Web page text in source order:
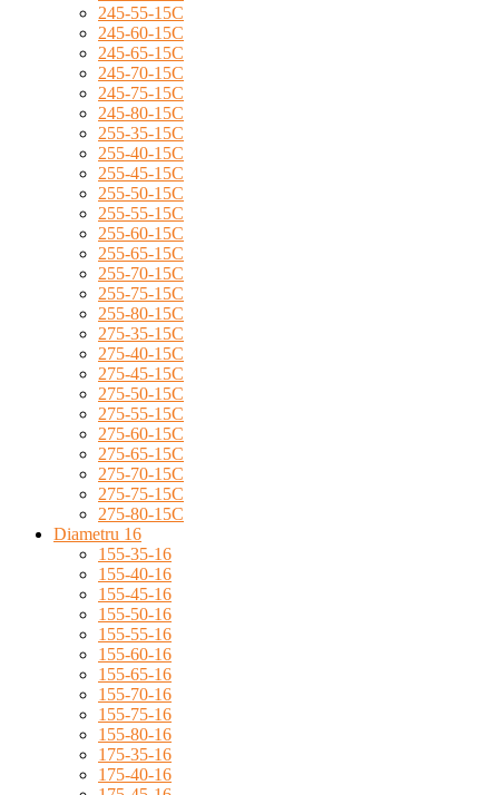
245-55-15C
245-60-15C
245-65-15C
245-70-15C
245-75-15C
245-80-15C
255-35-15C
255-40-15C
255-45-15C
255-50-15C
255-55-15C
255-60-15C
255-65-15C
255-70-15C
255-75-15C
255-80-15C
275-35-15C
275-40-15C
275-45-15C
275-50-15C
275-55-15C
275-60-15C
275-65-15C
275-70-15C
275-75-15C
275-80-15C
Diametru 16
155-35-16
155-40-16
155-45-16
155-50-16
155-55-16
155-60-16
155-65-16
155-70-16
155-75-16
155-80-16
175-35-16
175-40-16